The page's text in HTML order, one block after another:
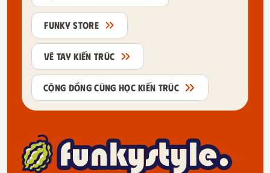
FUNKY STORE
VẼ TAY KIẾN TRÚC
CỘNG ĐỒNG CÙNG HỌC KIẾN TRÚC